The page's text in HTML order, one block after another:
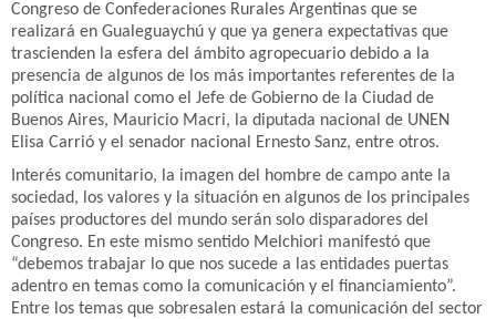
Congreso de Confederaciones Rurales Argentinas que se
realizará en Gualeguaychú y que ya genera expectativas que
trascienden la esfera del ámbito agropecuario debido a la
presencia de algunos de los más importantes referentes de la
política nacional como el Jefe de Gobierno de la Ciudad de
Buenos Aires, Mauricio Macri, la diputada nacional de UNEN
Elisa Carrió y el senador nacional Ernesto Sanz, entre otros.
Interés comunitario, la imagen del hombre de campo ante la
sociedad, los valores y la situación en algunos de los principales
países productores del mundo serán solo disparadores del
Congreso. En este mismo sentido Melchiori manifestó que
“debemos trabajar lo que nos sucede a las entidades puertas
adentro en temas como la comunicación y el financiamiento”.
Entre los temas que sobresalen estará la comunicación del sector